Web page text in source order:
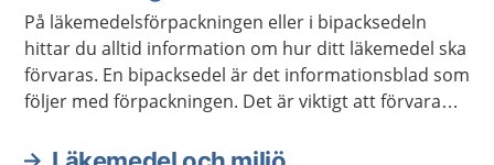
På läkemedelsförpackningen eller i bipacksedeln
hittar du alltid information om hur ditt läkemedel ska
förvaras. En bipacksedel är det informationsblad som
följer med förpackningen. Det är viktigt att förvara